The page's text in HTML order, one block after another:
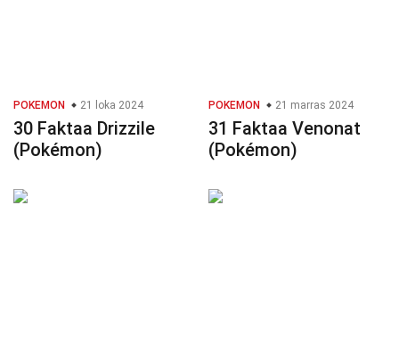
POKEMON 21 loka 2024
30 Faktaa Drizzile
(Pokémon)
POKEMON 21 marras 2024
31 Faktaa Venonat
(Pokémon)